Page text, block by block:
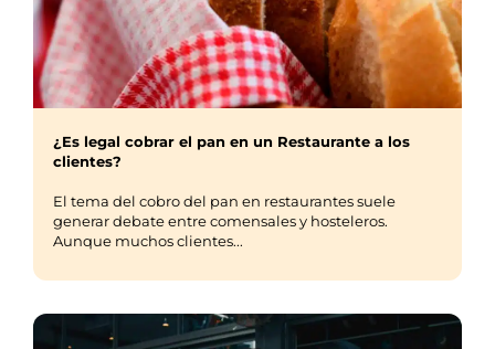
¿Es legal cobrar el pan en un Restaurante a los
clientes?
El tema del cobro del pan en restaurantes suele
generar debate entre comensales y hosteleros.
Aunque muchos clientes...